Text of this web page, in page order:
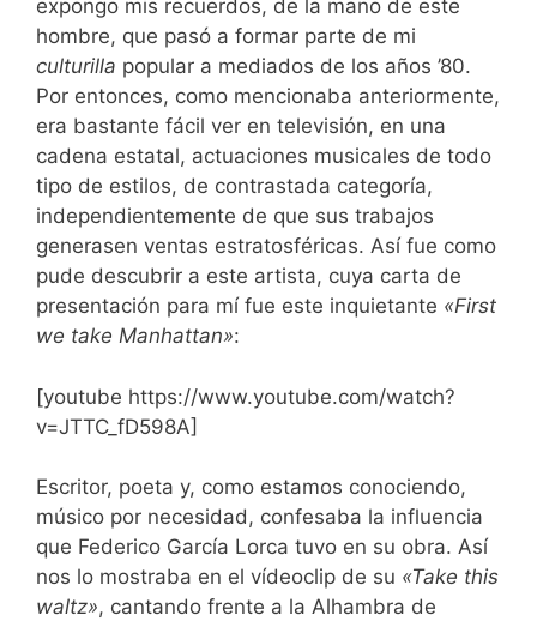
expongo mis recuerdos, de la mano de este
hombre, que pasó a formar parte de mi
culturilla popular a mediados de los años ’80.
Por entonces, como mencionaba anteriormente,
era bastante fácil ver en televisión, en una
cadena estatal, actuaciones musicales de todo
tipo de estilos, de contrastada categoría,
independientemente de que sus trabajos
generasen ventas estratosféricas. Así fue como
pude descubrir a este artista, cuya carta de
presentación para mí fue este inquietante «First
we take Manhattan»:
[youtube https://www.youtube.com/watch?
v=JTTC_fD598A]
Escritor, poeta y, como estamos conociendo,
músico por necesidad, confesaba la influencia
que Federico García Lorca tuvo en su obra. Así
nos lo mostraba en el vídeoclip de su «Take this
waltz», cantando frente a la Alhambra de